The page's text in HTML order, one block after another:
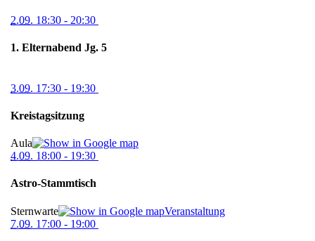
2.09. 18:30 - 20:30
1. Elternabend Jg. 5
3.09. 17:30 - 19:30
Kreistagsitzung
Aula
4.09. 18:00 - 19:30
Astro-Stammtisch
Sternwarte
Veranstaltung
7.09. 17:00 - 19:00